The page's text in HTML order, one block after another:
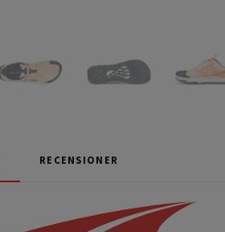
RECENSIONER